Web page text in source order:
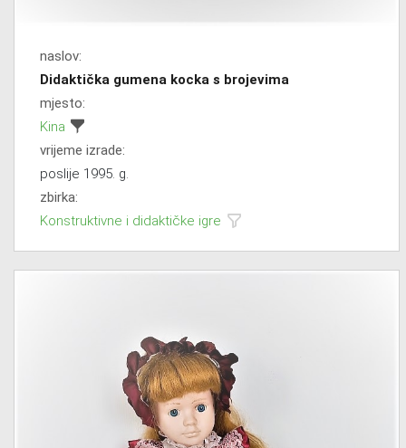
naslov:
Didaktička gumena kocka s brojevima
mjesto:
Kina
vrijeme izrade:
poslije 1995. g.
zbirka:
Konstruktivne i didaktičke igre